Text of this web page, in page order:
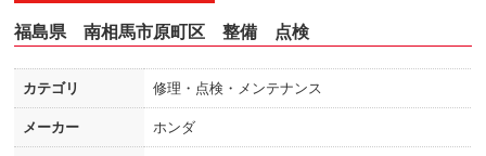
福島県 南相馬市原町区 整備 点検
カテゴリ 修理・点検・メンテナンス
メーカー ホンダ